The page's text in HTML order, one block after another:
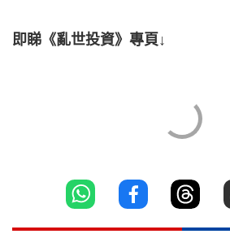
即睇《亂世投資》專頁↓